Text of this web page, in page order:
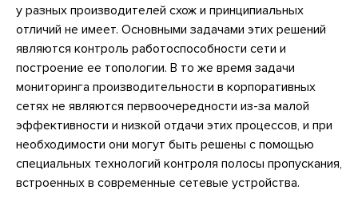
у разных производителей схож и принципиальных
отличий не имеет. Основными задачами этих решений
являются контроль работоспособности сети и
построение ее топологии. В то же время задачи
мониторинга производительности в корпоративных
сетях не являются первоочередности из-за малой
эффективности и низкой отдачи этих процессов, и при
необходимости они могут быть решены с помощью
специальных технологий контроля полосы пропускания,
встроенных в современные сетевые устройства.